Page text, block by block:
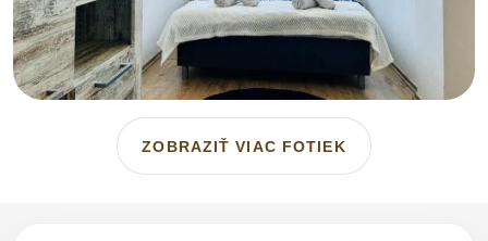
ZOBRAZIŤ VIAC FOTIEK